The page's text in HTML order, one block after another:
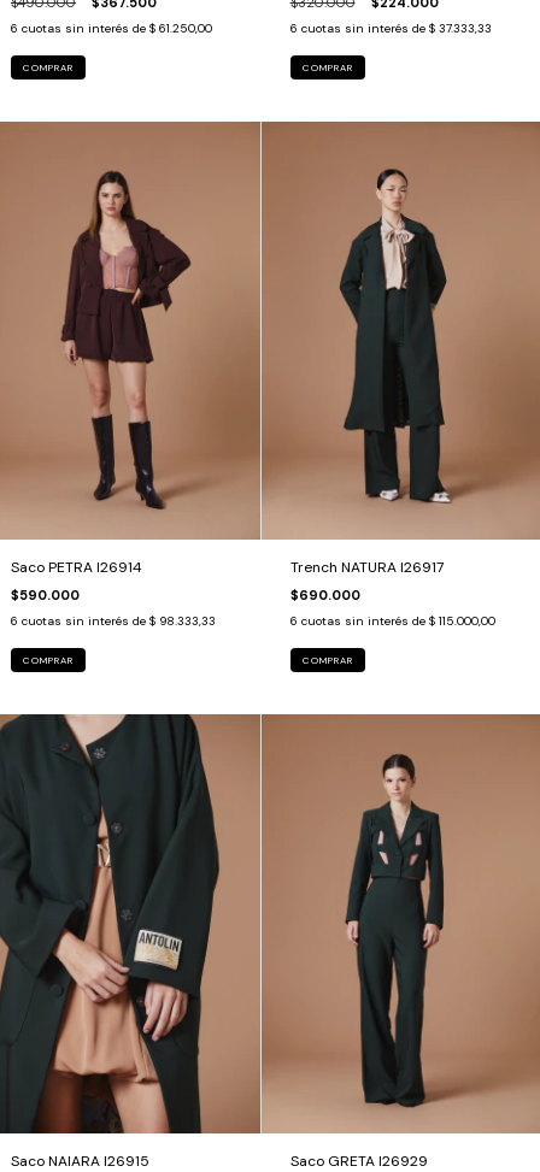
6 cuotas sin interés de $ 61.250,00
COMPRAR
6 cuotas sin interés de $ 37.333,33
COMPRAR
Saco PETRA I26914
$590.000
6 cuotas sin interés de $ 98.333,33
COMPRAR
Trench NATURA I26917
$690.000
6 cuotas sin interés de $ 115.000,00
COMPRAR
Saco NAIARA I26915 Saco GRETA I26929